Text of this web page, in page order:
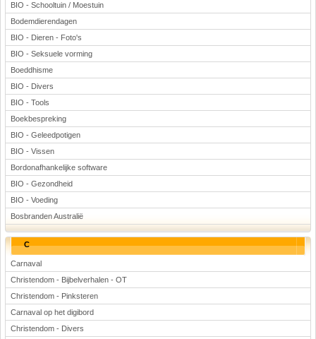
BIO - Schooltuin / Moestuin
Bodemdierendagen
BIO - Dieren - Foto's
BIO - Seksuele vorming
Boeddhisme
BIO - Divers
BIO - Tools
Boekbespreking
BIO - Geleedpotigen
BIO - Vissen
Bordonafhankelijke software
BIO - Gezondheid
BIO - Voeding
Bosbranden Australië
C
Carnaval
Christendom - Bijbelverhalen - OT
Christendom - Pinksteren
Carnaval op het digibord
Christendom - Divers